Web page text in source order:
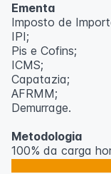
Ementa
Imposto de
IPI;
Pis e Cofins;
ICMS;
Capatazia;
AFRMM;
Demurrage.
Metodologia
100% da carga